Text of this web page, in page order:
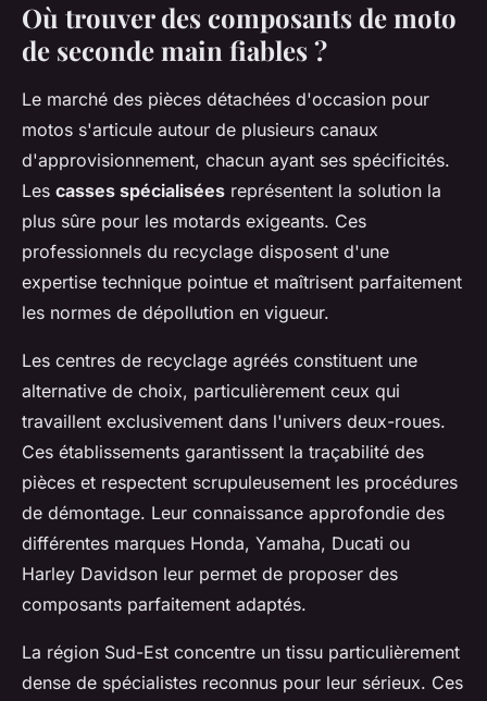
Où trouver des composants de moto
de seconde main fiables ?
Le marché des pièces détachées d'occasion pour
motos s'articule autour de plusieurs canaux
d'approvisionnement, chacun ayant ses spécificités.
Les casses spécialisées représentent la solution la
plus sûre pour les motards exigeants. Ces
professionnels du recyclage disposent d'une
expertise technique pointue et maîtrisent parfaitement
les normes de dépollution en vigueur.
Les centres de recyclage agréés constituent une
alternative de choix, particulièrement ceux qui
travaillent exclusivement dans l'univers deux-roues.
Ces établissements garantissent la traçabilité des
pièces et respectent scrupuleusement les procédures
de démontage. Leur connaissance approfondie des
différentes marques Honda, Yamaha, Ducati ou
Harley Davidson leur permet de proposer des
composants parfaitement adaptés.
La région Sud-Est concentre un tissu particulièrement
dense de spécialistes reconnus pour leur sérieux. Ces